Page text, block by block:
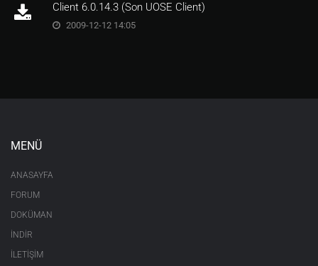
Client 6.0.14.3 (Son UOSE Client)
2009-12-12 14:05
MENÜ
ANASAYFA
FORUM
DOKÜMAN
İNDİR
İLETİŞİM